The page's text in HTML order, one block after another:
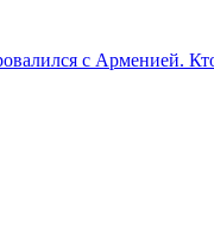
с Арменией.